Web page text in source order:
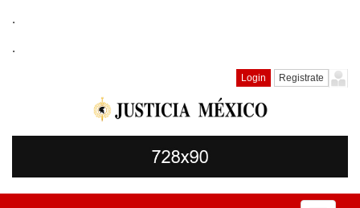
.
.
Login Registrate